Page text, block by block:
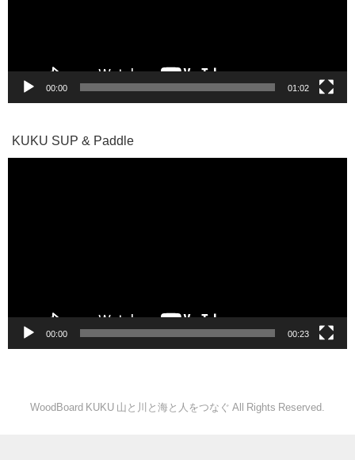
00:00 01:02
KUKU SUP & Paddle
00:00 00:23
WoodBoard KUKU 山と川と海と人をつなぐ All Rights Reserved.